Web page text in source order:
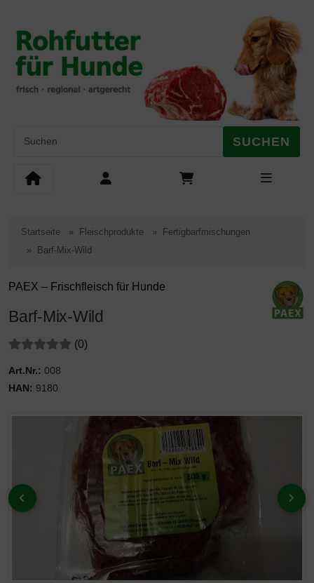
SUCHEN
Startseite Fleischprodukte
Fertigbarfmischungen
Barf-Mix-Wild
PAEX – Frischfleisch für Hunde
Barf-Mix-Wild
Bewertungen:(0Bewertungen
)
Art.Nr.: 008
HAN: 9180
Wenn mehr als ein Produktbild existiert, können Sie die
ZURÜCK VOR